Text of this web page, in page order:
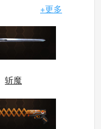
+更多
斩魔